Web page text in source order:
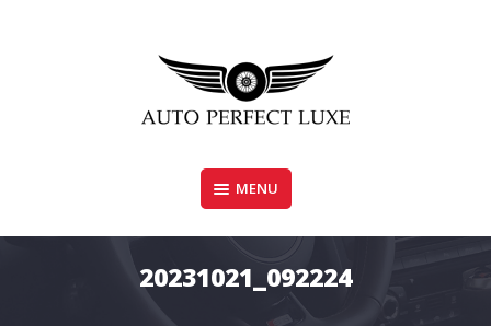
AUTO PERFECT LUXE
MENU
20231021_092224